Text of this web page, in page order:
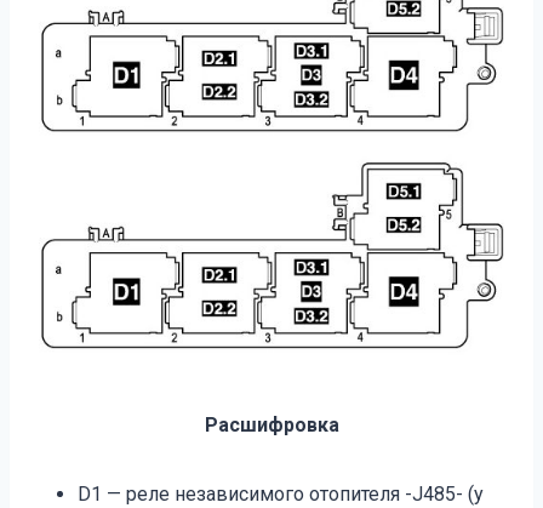
Расшифровка
D1 — реле независимого отопителя -J485- (у